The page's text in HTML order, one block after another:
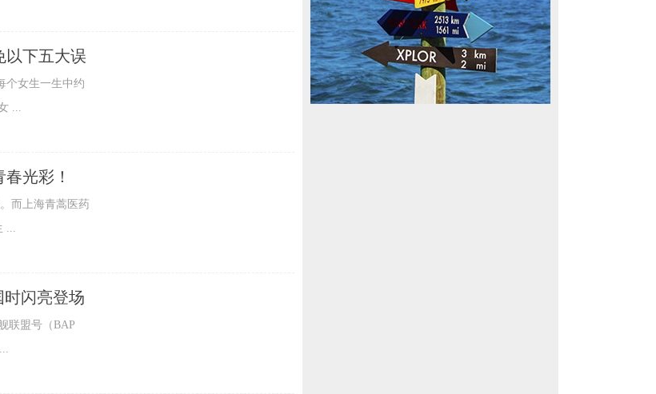
以下五大误
女生一生中约
...
光彩！
而上海青蒿医药
...
时闪亮登场
联盟号（BAP